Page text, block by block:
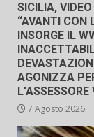
SICILIA,
“AVANTI CON
INSORGE IL
AGONIZZA
7 Agosto 2026